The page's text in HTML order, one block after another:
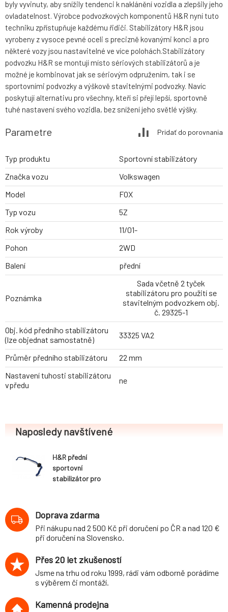
byly vyvinuty, aby snížily tendenci k naklánění vozidla a zlepšily jeho
ovladatelnost. Výrobce podvozkových komponentů H&R nyní tuto
techniku zpřístupňuje každému řidiči. Stabilizátory H&R jsou
vyrobeny z vysoce pevné oceli s precizně kovanými konci a pro
některé vozy jsou nastavitelné ve více polohách.Stabilizátory
podvozku H&R se montují místo sériových stabilizátorů a je
možné je kombinovat jak se sériovým odpružením, tak i se
sportovními podvozky a výškově stavitelnými podvozky. Navíc
poskytují alternativu pro všechny, kteří si přejí lepší, sportovně
tuhé nastavení svého vozidla, bez snížení jeho světlé výšky.
Parametre Pridať do porovnania
Typ produktu
Sportovní stabilizátory
Značka vozu
Volkswagen
Model
FOX
Typ vozu
5Z
Rok výroby
11/01-
Pohon
2WD
Balení
přední
Poznámka
Sada včetně 2 tyček
stabilizátoru pro použití se
stavitelným podvozkem obj.
č. 29325-1
Obj. kód předního stabilizátoru
(lze objednat samostatně)
33325 VA2
Průměr předního stabilizátoru
22 mm
Nastavení tuhosti stabilizátoru
vpředu
ne
Naposledy navštívené
H&R přední
sportovní
stabilizátor pro
11/01-, průměr 22
mm, včetně tyček
stabilizátoru pro
použití s
29325-1
Doprava zdarma
Při nákupu nad 2 500 Kč při doručení po ČR a nad 120 €
při doručení na Slovensko.
Přes 20 let zkušeností
Jsme na trhu od roku 1999, rádi vám odborně porádíme
s výběrem či montáží.
Kamenná prodejna